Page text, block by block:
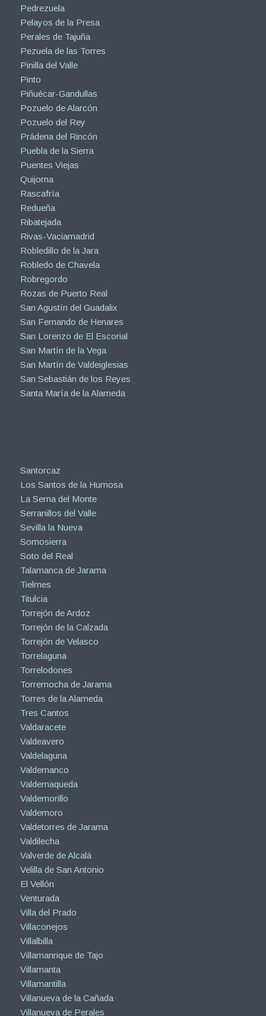
Pedrezuela
Pelayos de la Presa
Perales de Tajuña
Pezuela de las Torres
Pinilla del Valle
Pinto
Piñuécar-Gandullas
Pozuelo de Alarcón
Pozuelo del Rey
Prádena del Rincón
Puebla de la Sierra
Puentes Viejas
Quijorna
Rascafría
Redueña
Ribatejada
Rivas-Vaciamadrid
Robledillo de la Jara
Robledo de Chavela
Robregordo
Rozas de Puerto Real
San Agustín del Guadalix
San Fernando de Henares
San Lorenzo de El Escorial
San Martín de la Vega
San Martín de Valdeiglesias
San Sebastián de los Reyes
Santa María de la Alameda
Santorcaz
Los Santos de la Humosa
La Serna del Monte
Serranillos del Valle
Sevilla la Nueva
Somosierra
Soto del Real
Talamanca de Jarama
Tielmes
Titulcia
Torrejón de Ardoz
Torrejón de la Calzada
Torrejón de Velasco
Torrelaguna
Torrelodones
Torremocha de Jarama
Torres de la Alameda
Tres Cantos
Valdaracete
Valdeavero
Valdelaguna
Valdemanco
Valdemaqueda
Valdemorillo
Valdemoro
Valdetorres de Jarama
Valdilecha
Valverde de Alcalá
Velilla de San Antonio
El Vellón
Venturada
Villa del Prado
Villaconejos
Villalbilla
Villamanrique de Tajo
Villamanta
Villamantilla
Villanueva de la Cañada
Villanueva de Perales